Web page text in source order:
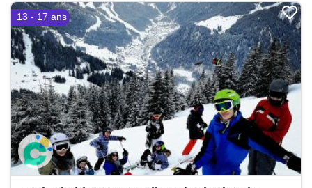
13 - 17 ans